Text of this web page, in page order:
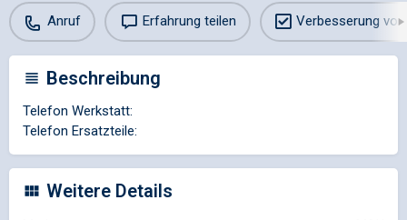
Anruf Erfahrung teilen Verbesserung
Beschreibung
Telefon Werkstatt:
Telefon Ersatzteile:
Weitere Details